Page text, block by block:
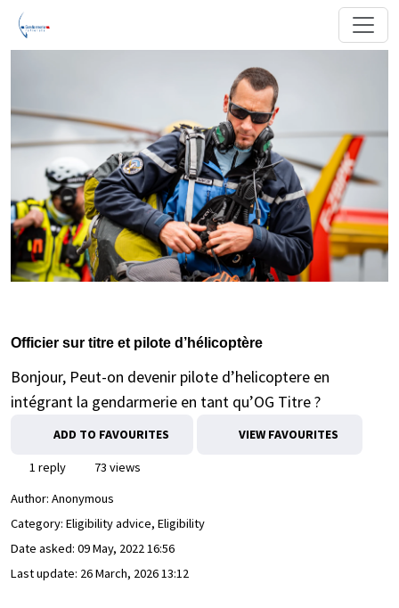
Officier sur titre et pilote d’hélicoptère
Bonjour, Peut-on devenir pilote d’helicoptere en
intégrant la gendarmerie en tant qu’OG Titre ?
ADD TO FAVOURITES VIEW FAVOURITES
1 reply
73 views
Author: Anonymous
Category: Eligibility advice, Eligibility
Date asked: 09 May, 2022 16:56
Last update: 26 March, 2026 13:12